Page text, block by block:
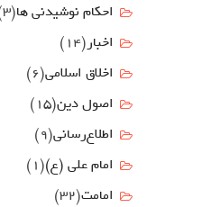
احکام نوشیدنی ها(3)
اخبار(14)
اخلاق اسلامی(6)
اصول دين(15)
اطلاع‌رسانی(9)
امام علي (ع)(1)
امامت(32)